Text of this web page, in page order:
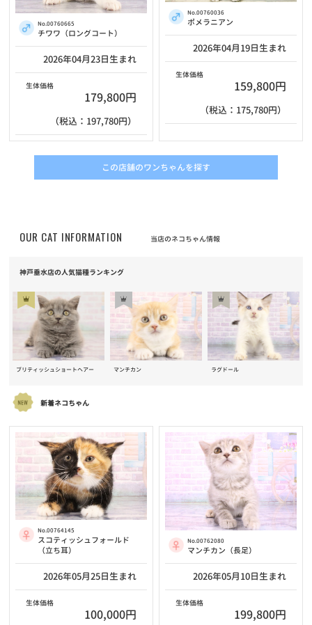
No.00760665
チワワ（ロングコート）
2026年04月23日生まれ
生体価格
179,800円
（税込：197,780円）
No.00760036
ポメラニアン
2026年04月19日生まれ
生体価格
159,800円
（税込：175,780円）
この店舗のワンちゃんを探す
OUR CAT INFORMATION 当店のネコちゃん情報
神戸垂水店の人気猫種ランキング
ブリティッシュショートヘアー マンチカン ラグドール
新着ネコちゃん
No.00764145
スコティッシュフォールド
（立ち耳）
2026年05月25日生まれ
生体価格
100,000円
No.00762080
マンチカン（長足）
2026年05月10日生まれ
生体価格
199,800円